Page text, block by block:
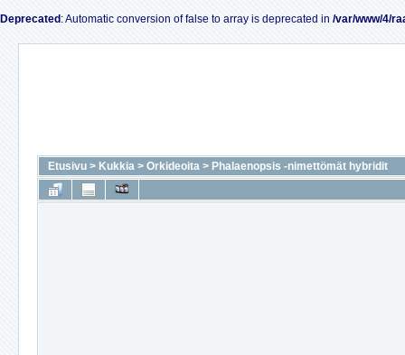
Deprecated : Automatic conversion of false to array is deprecated in /var/www/4/
Etusivu > Kukkia > Orkideoita > Phalaenopsis -nimettömät hybridit